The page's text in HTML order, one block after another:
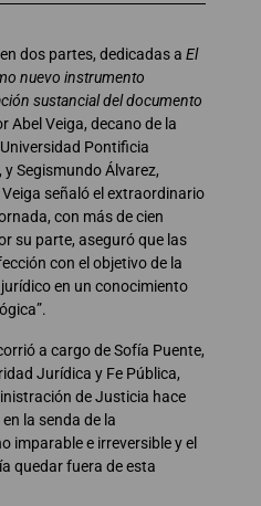
dos partes, dedicadas a El
nuevo instrumento
sustancial del documento
Abel Veiga, decano de la
Pontificia
y Segismundo Álvarez,
señaló el extraordinario
con más de cien
su parte, aseguró que las
con el objetivo de la
en un conocimiento
a cargo de Sofía Puente,
Jurídica y Fe Pública,
de Justicia hace
la senda de la
imparable e irreversible y el
quedar fuera de esta